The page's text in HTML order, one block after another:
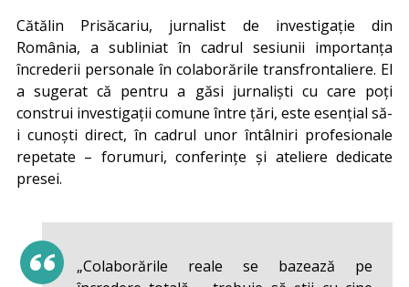
Cătălin Prisăcariu, jurnalist de investigație din
România, a subliniat în cadrul sesiunii importanța
încrederii personale în colaborările transfrontaliere. El
a sugerat că pentru a găsi jurnaliști cu care poți
construi investigații comune între țări, este esențial să-
i cunoști direct, în cadrul unor întâlniri profesionale
repetate – forumuri, conferințe și ateliere dedicate
presei.
„Colaborările reale se bazează pe